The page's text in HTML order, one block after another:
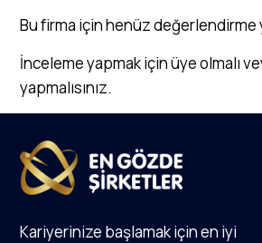
Bu firma için henüz değerlendirme
İnceleme yapmak için üye olmalı
yapmalısınız.
Kariyerinize başlamak için en iyi